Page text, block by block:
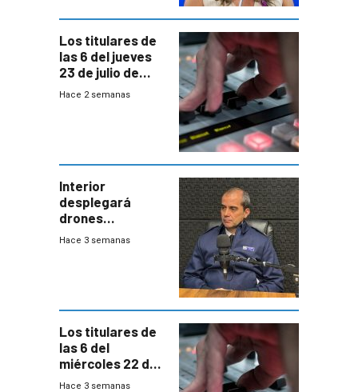
gobierno
Los titulares de
las 6 del jueves
23 de julio de
2026
Hace 2 semanas
Interior
desplegará
drones
autónomos para
Hace 3 semanas
Los titulares de
las 6 del
miércoles 22 de
julio de 2026
Hace 3 semanas